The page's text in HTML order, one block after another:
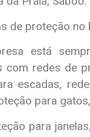
de proteção
está
com redes de
escadas,
para
para